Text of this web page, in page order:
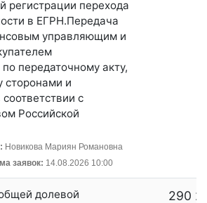
регистрации перехода
в ЕГРН.Передача
управляющим и
передаточному акту,
сторонами и
с
Российской
Новикова Мариян Романовна
заявок: 14.08.2026 10:00
долевой
290